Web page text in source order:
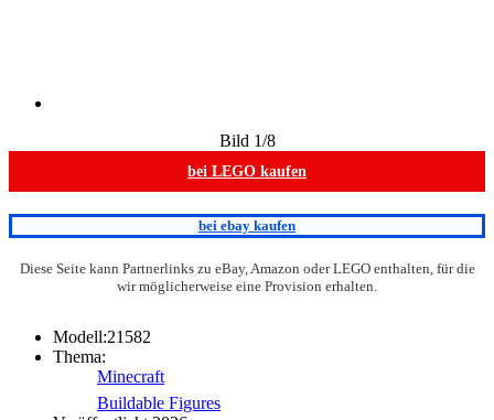
Bild 1/8
bei LEGO kaufen
bei ebay kaufen
Diese Seite kann Partnerlinks zu eBay, Amazon oder LEGO enthalten, für die
wir möglicherweise eine Provision erhalten.
Modell:21582
Thema:
Minecraft
Buildable Figures